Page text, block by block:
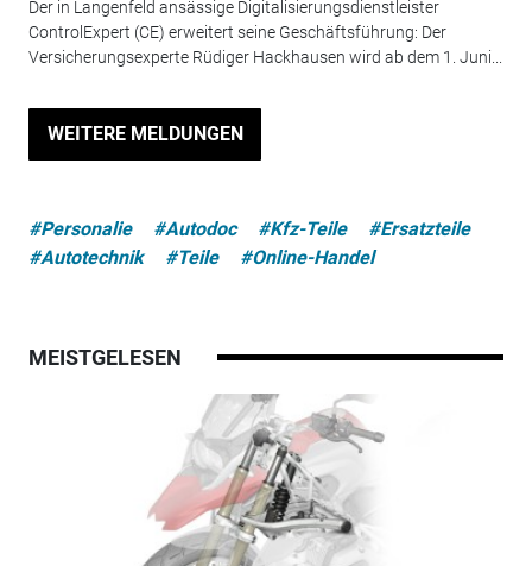
Der in Langenfeld ansässige Digitalisierungsdienstleister
ControlExpert (CE) erweitert seine Geschäftsführung: Der
Versicherungsexperte Rüdiger Hackhausen wird ab dem 1. Juni...
WEITERE MELDUNGEN
#Personalie #Autodoc #Kfz-Teile
#Ersatzteile
#Autotechnik
#Teile #Online-Handel
MEISTGELESEN